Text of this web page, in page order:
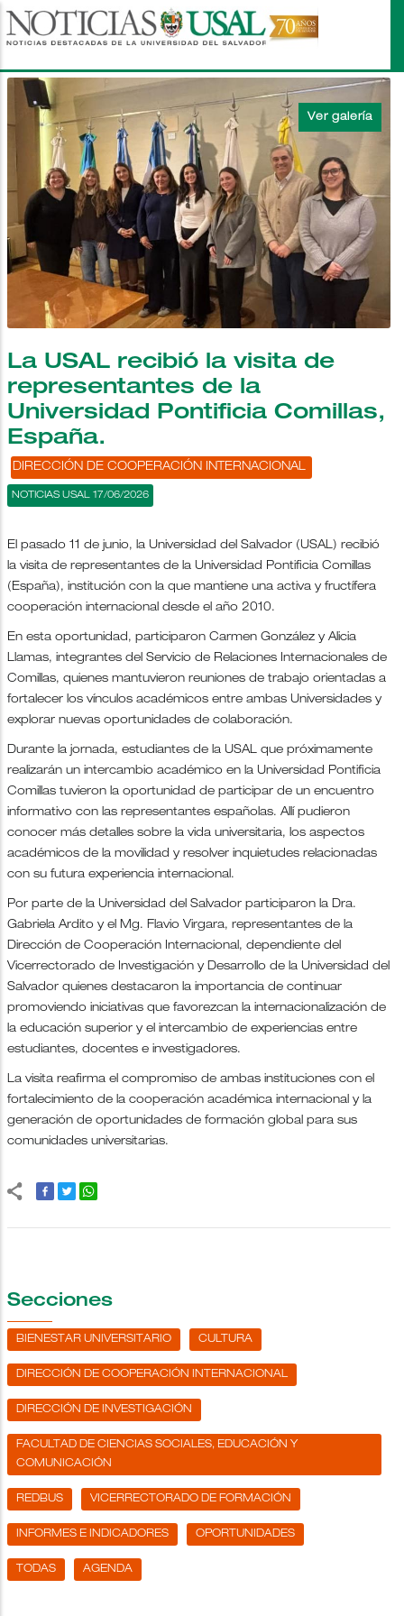
Pasar
al
principal
La USAL recibió la visita de
representantes de la
Universidad Pontificia Comillas,
España.
DIRECCIÓN DE COOPERACIÓN INTERNACIONAL
NOTICIAS USAL 17/06/2026
El pasado 11 de junio, la Universidad del Salvador (USAL) recibió
la visita de representantes de la Universidad Pontificia Comillas
(España), institución con la que mantiene una activa y fructífera
cooperación internacional desde el año 2010.
En esta oportunidad, participaron Carmen González y Alicia
Llamas, integrantes del Servicio de Relaciones Internacionales de
Comillas, quienes mantuvieron reuniones de trabajo orientadas a
fortalecer los vínculos académicos entre ambas Universidades y
explorar nuevas oportunidades de colaboración.
Durante la jornada, estudiantes de la USAL que próximamente
realizarán un intercambio académico en la Universidad Pontificia
Comillas tuvieron la oportunidad de participar de un encuentro
informativo con las representantes españolas. Allí pudieron
conocer más detalles sobre la vida universitaria, los aspectos
académicos de la movilidad y resolver inquietudes relacionadas
con su futura experiencia internacional.
Por parte de la Universidad del Salvador participaron la Dra.
Gabriela Ardito y el Mg. Flavio Virgara, representantes de la
Dirección de Cooperación Internacional, dependiente del
Vicerrectorado de Investigación y Desarrollo de la Universidad del
Salvador quienes destacaron la importancia de continuar
promoviendo iniciativas que favorezcan la internacionalización de
la educación superior y el intercambio de experiencias entre
estudiantes, docentes e investigadores.
La visita reafirma el compromiso de ambas instituciones con el
fortalecimiento de la cooperación académica internacional y la
generación de oportunidades de formación global para sus
comunidades universitarias.
Secciones
BIENESTAR UNIVERSITARIO CULTURA
DIRECCIÓN DE COOPERACIÓN INTERNACIONAL
DIRECCIÓN DE INVESTIGACIÓN
FACULTAD DE CIENCIAS SOCIALES, EDUCACIÓN Y
COMUNICACIÓN
REDBUS VICERRECTORADO DE FORMACIÓN
INFORMES E INDICADORES OPORTUNIDADES
TODAS AGENDA